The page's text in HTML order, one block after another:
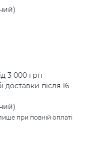
3 000 грн
після 16
при повній оплаті